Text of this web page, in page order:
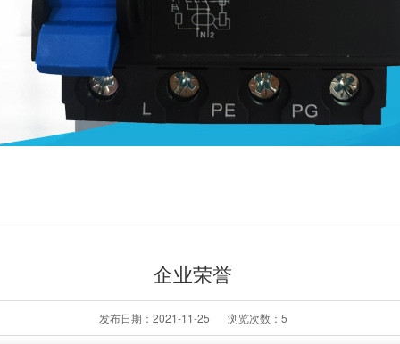
企业荣誉
发布日期：2021-11-25 浏览次数： 5